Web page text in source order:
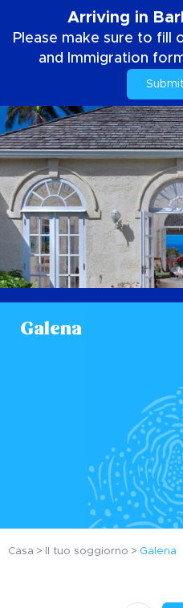
Arriving in
Please make sure to fill
and Immigration
Galena
Casa Il tuo soggiorno Galena